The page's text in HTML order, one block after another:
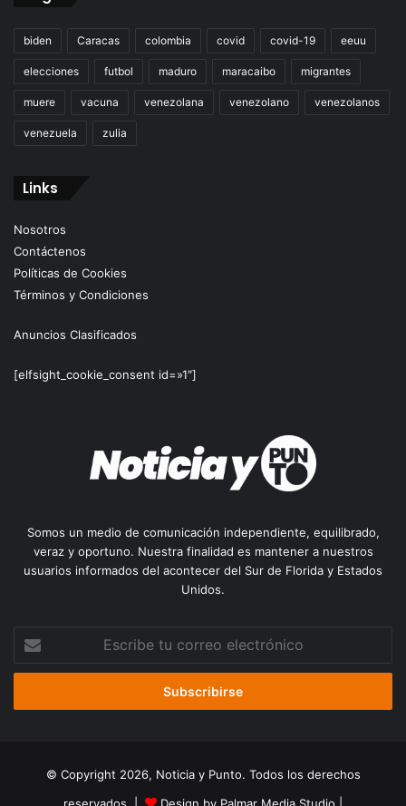
biden Caracas colombia covid covid-19 eeuu
elecciones futbol maduro maracaibo migrantes
muere vacuna venezolana venezolano venezolanos
venezuela zulia
Links
Nosotros
Contáctenos
Políticas de Cookies
Términos y Condiciones
Anuncios Clasificados
[elfsight_cookie_consent id=»1″]
Somos un medio de comunicación independiente, equilibrado,
veraz y oportuno. Nuestra finalidad es mantener a nuestros
usuarios informados del acontecer del Sur de Florida y Estados
Unidos.
correo
© Copyright 2026, Noticia y Punto. Todos los derechos